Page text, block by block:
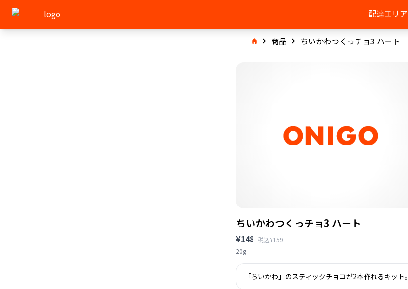
配達エリア
商品 ちいかわつくっチョ3 ハート
ちいかわつくっチョ3 ハート
¥148 税込¥159
20g
「ちいかわ」のスティックチョコが2本作れるキット。